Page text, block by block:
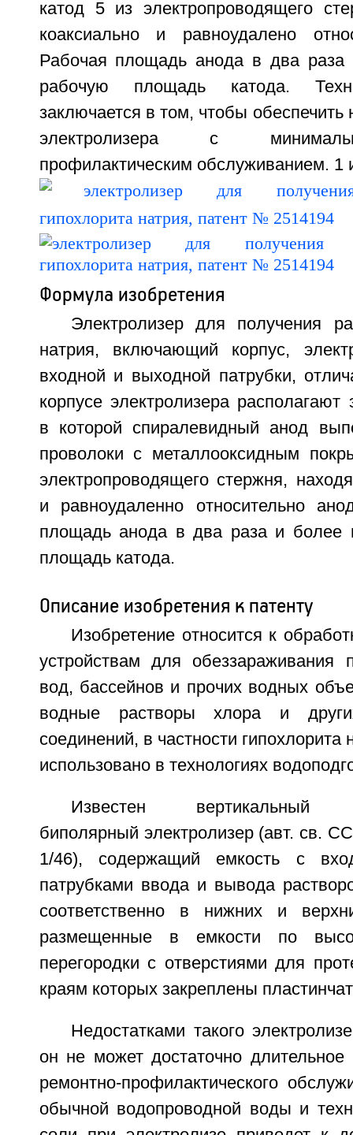
катод 5 из электропроводящего
коаксиально и равноудалено
Рабочая площадь анода в два
рабочую площадь катода.
заключается в том, чтобы
электролизера с
профилактическим обслуживанием. 1
Формула изобретения
Электролизер для получения
натрия, включающий корпус,
входной и выходной патрубки,
корпусе электролизера располагают
в которой спиралевидный анод
проволоки с металлооксидным
электропроводящего стержня,
и равноудаленно относительно
площадь анода в два раза и более
площадь катода.
Описание изобретения к патенту
Изобретение относится к
устройствам для обеззараживания
вод, бассейнов и прочих водных
водные растворы хлора и
соединений, в частности
использовано в технологиях
Известен вертикальный
биполярный электролизер (авт. св.
1/46), содержащий емкость с
патрубками ввода и вывода
соответственно в нижних и
размещенные в емкости по
перегородки с отверстиями для
краям которых закреплены
Недостатками такого
он не может достаточно
ремонтно-профилактического
обычной водопроводной воды и